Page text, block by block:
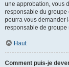
une approbation, vous
responsable du groupe
pourra vous demander
responsable de groupe
Haut
Comment puis-je